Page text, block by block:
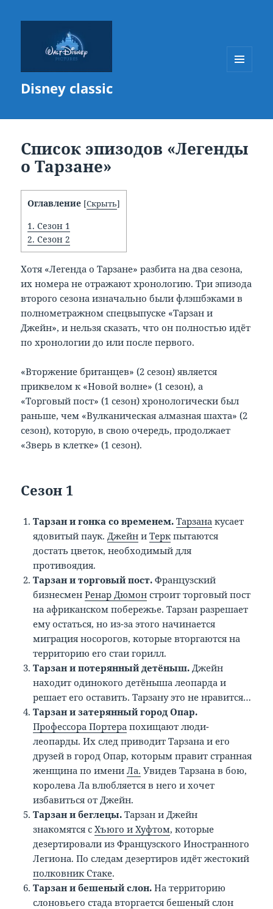
Disney classic
Список эпизодов «Легенды
о Тарзане»
Оглавление [Скрыть]
1. Сезон 1
2. Сезон 2
Хотя «Легенда о Тарзане» разбита на два сезона,
их номера не отражают хронологию. Три эпизода
второго сезона изначально были флэшбэками в
полнометражном спецвыпуске «Тарзан и
Джейн», и нельзя сказать, что он полностью идёт
по хронологии до или после первого.
«Вторжение британцев» (2 сезон) является
приквелом к «Новой волне» (1 сезон), а
«Торговый пост» (1 сезон) хронологически был
раньше, чем «Вулканическая алмазная шахта» (2
сезон), которую, в свою очередь, продолжает
«Зверь в клетке» (1 сезон).
Сезон 1
Тарзан и гонка со временем.Тарзана кусает
ядовитый паук. Джейн иТерк пытаются
достать цветок, необходимый для
противоядия.
Тарзан и торговый пост. Французский
бизнесменРенар Дюмон строит торговый пост
на африканском побережье. Тарзан разрешает
ему остаться, но из-за этого начинается
миграция носорогов, которые вторгаются на
территорию его стаи горилл.
Тарзан и потерянный детёныш. Джейн
находит одинокого детёныша леопарда и
решает его оставить. Тарзану это не нравится…
Тарзан и затерянный город Опар.
Профессора Портера похищают люди-
леопарды. Их след приводит Тарзана и его
друзей в город Опар, которым правит странная
женщина по имениЛа. Увидев Тарзана в бою,
королева Ла влюбляется в него и хочет
избавиться от Джейн.
Тарзан и беглецы.Тарзан и Джейн
знакомятся сХъюго и Хуфтом, которые
дезертировали из Французского Иностранного
Легиона. По следам дезертиров идёт жестокий
полковник Стаке.
Тарзан и бешеный слон.На территорию
слоновьего стада вторгается бешеный слон